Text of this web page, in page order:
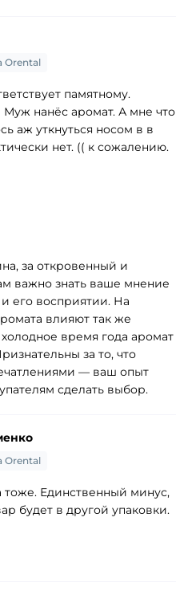
Orental
памятному.
Муж нанёс аромат. А мне что
аж уткнуться носом в в
нет. (( к сожалению.
за откровенный и
важно знать ваше мнение
его восприятии. На
влияют так же
время года аромат
за то, что
— ваш опыт
сделать выбор.
Orental
тоже. Единственный минус,
будет в другой упаковки.